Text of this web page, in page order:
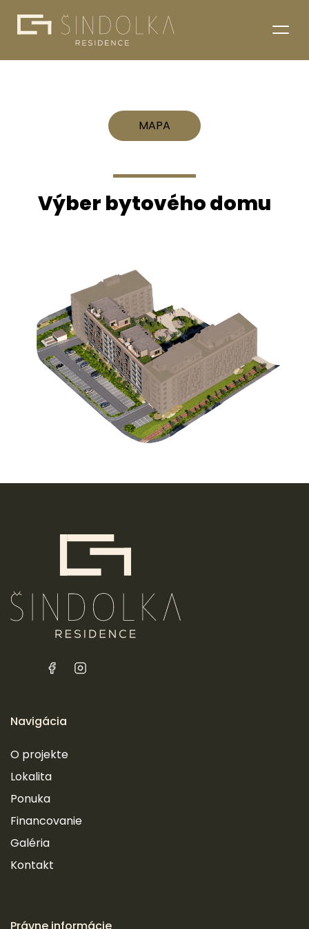
MAPA
Výber bytového domu
Navigácia
O projekte
Lokalita
Ponuka
Financovanie
Galéria
Kontakt
Právne informácie